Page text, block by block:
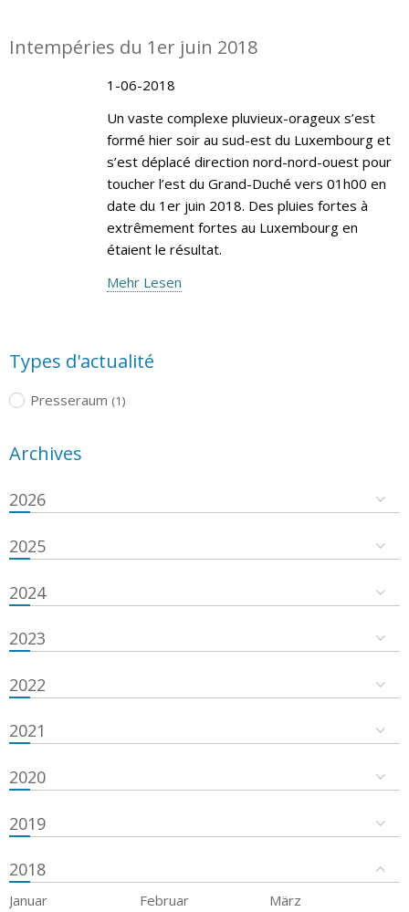
Intempéries du 1er juin 2018
1-06-2018
Un vaste complexe pluvieux-orageux s’est
formé hier soir au sud-est du Luxembourg et
s’est déplacé direction nord-nord-ouest pour
toucher l’est du Grand-Duché vers 01h00 en
date du 1er juin 2018. Des pluies fortes à
extrêmement fortes au Luxembourg en
étaient le résultat.
Mehr Lesen
Types d'actualité
Presseraum (1)
Archives
2026
2025
2024
2023
2022
2021
2020
2019
2018
Januar Februar
März